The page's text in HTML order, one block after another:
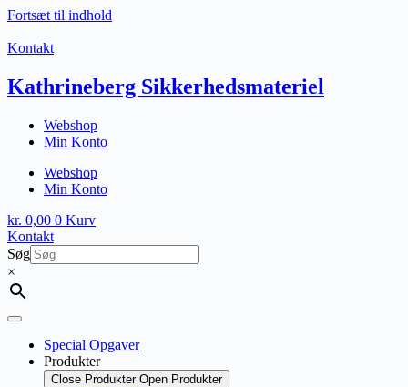
Fortsæt til indhold
Kontakt
Kathrineberg Sikkerhedsmateriel
Webshop
Min Konto
Webshop
Min Konto
kr. 0,00 0 Kurv
Kontakt
Søg
×
Special Opgaver
Produkter
Close Produkter Open Produkter